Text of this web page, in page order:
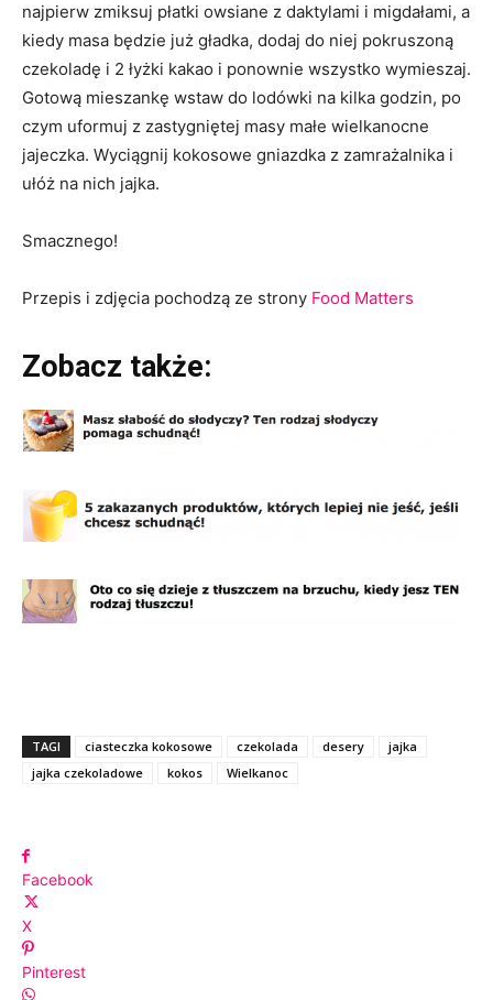
najpierw zmiksuj płatki owsiane z daktylami i migdałami, a
kiedy masa będzie już gładka, dodaj do niej pokruszoną
czekoladę i 2 łyżki kakao i ponownie wszystko wymieszaj.
Gotową mieszankę wstaw do lodówki na kilka godzin, po
czym uformuj z zastygniętej masy małe wielkanocne
jajeczka. Wyciągnij kokosowe gniazdka z zamrażalnika i
ułóż na nich jajka.
Smacznego!
Przepis i zdjęcia pochodzą ze strony Food Matters
Zobacz także:
TAGI ciasteczka kokosowe czekolada desery
jajka
jajka czekoladowe
kokos Wielkanoc
Facebook
X
Pinterest